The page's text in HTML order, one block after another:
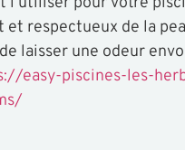
et respectueux de la
laisser une odeur
easy-piscines-les-